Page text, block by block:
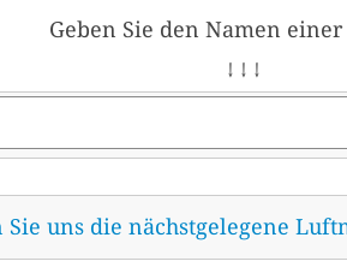
Geben Sie den Namen
↓ ↓ ↓
Sie uns die nächstgelegene